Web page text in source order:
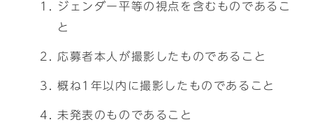
ジェンダー平等の視点を含むものであるこ
と
応募者本人が撮影したものであること
概ね1年以内に撮影したものであること
未発表のものであること